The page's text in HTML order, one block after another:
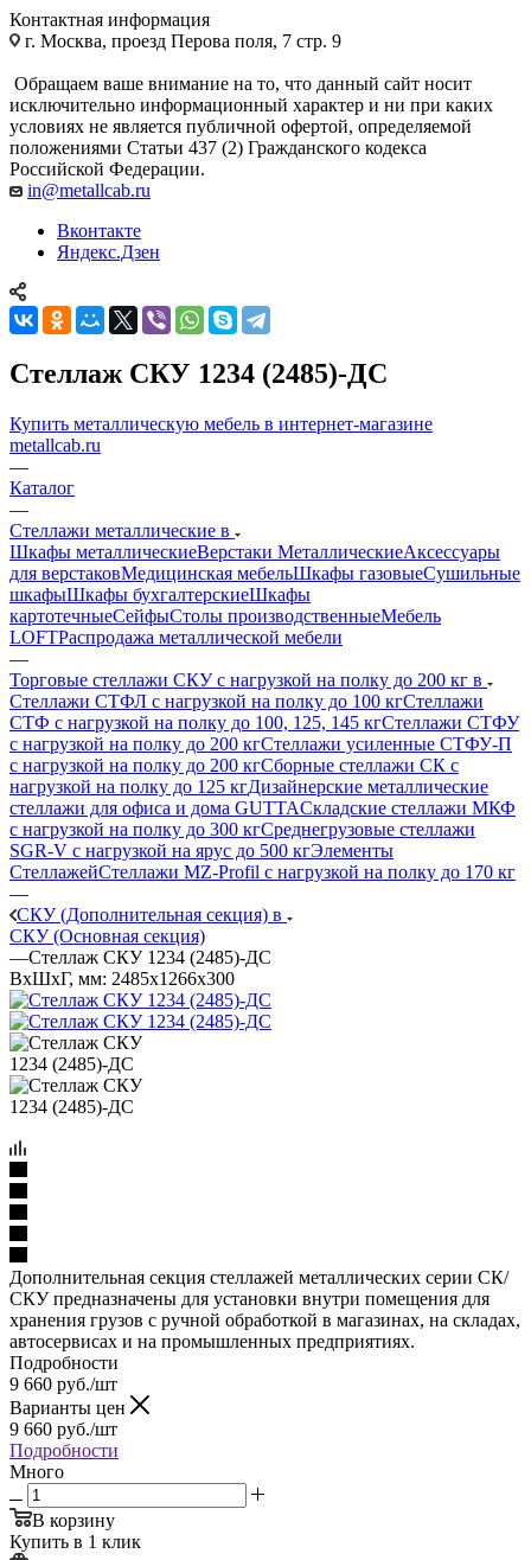
Контактная информация
г. Москва, проезд Перова поля, 7 стр. 9
Обращаем ваше внимание на то, что данный сайт носит
исключительно информационный характер и ни при каких
условиях не является публичной офертой, определяемой
положениями Статьи 437 (2) Гражданского кодекса
Российской Федерации.
in@metallcab.ru
Вконтакте
Яндекс.Дзен
Стеллаж СКУ 1234 (2485)-ДС
Купить металлическую мебель в интернет-магазине
metallcab.ru
—
Каталог
—
Стеллажи металлические в
Шкафы металлическиеВерстаки МеталлическиеАксессуары
для верстаковМедицинская мебельШкафы газовыеСушильные
шкафыШкафы бухгалтерскиеШкафы
картотечныеСейфыСтолы производственныеМебель
LOFTРаспродажа металлической мебели
—
Торговые стеллажи СКУ с нагрузкой на полку до 200 кг в
Стеллажи СТФЛ с нагрузкой на полку до 100 кгСтеллажи
СТФ с нагрузкой на полку до 100, 125, 145 кгСтеллажи СТФУ
с нагрузкой на полку до 200 кгСтеллажи усиленные СТФУ-П
с нагрузкой на полку до 200 кгСборные стеллажи СК с
нагрузкой на полку до 125 кгДизайнерские металлические
стеллажи для офиса и дома GUTTAСкладские стеллажи МКФ
с нагрузкой на полку до 300 кгСреднегрузовые стеллажи
SGR-V с нагрузкой на ярус до 500 кгЭлементы
СтеллажейСтеллажи MZ-Profil с нагрузкой на полку до 170 кг
—
СКУ (Дополнительная секция) в
СКУ (Основная секция)
—Стеллаж СКУ 1234 (2485)-ДС
ВхШхГ, мм: 2485x1266x300
Дополнительная секция стеллажей металлических серии СК/
СКУ предназначены для установки внутри помещения для
хранения грузов с ручной обработкой в магазинах, на складах,
автосервисах и на промышленных предприятиях.
Подробности
9 660 руб./шт
Варианты цен
9 660 руб./шт
Подробности
Много
В корзину
Купить в 1 клик